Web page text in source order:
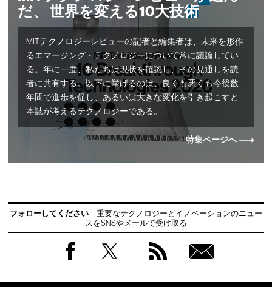
だ、 世界を変える10大技術
MITテクノロジーレビューの記者と編集者は、未来を形作
るエマージング・テクノロジーについて常に議論してい
る。年に一度、私たちは現状を確認し、その見通しを読
者に共有する。以下に挙げるのは、良くも悪くも今後数
年間で進歩を促し、あるいは大きな変化を引き起こすと
本誌が考えるテクノロジーである。
特集ページへ
フォローしてください
重要なテクノロジーとイノベーションのニュー
スをSNSやメールで受け取る